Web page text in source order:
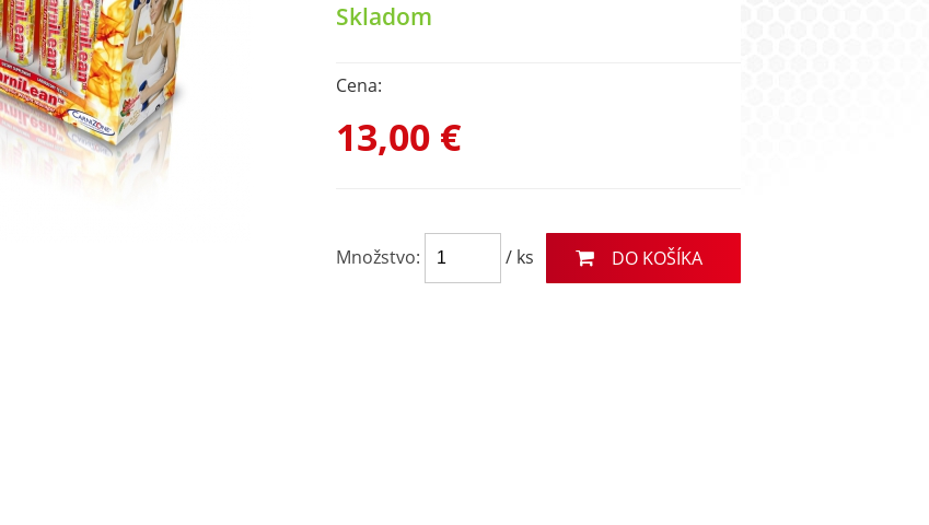
Skladom
Cena:
13,00 €
Množstvo: / ks DO KOŠÍKA